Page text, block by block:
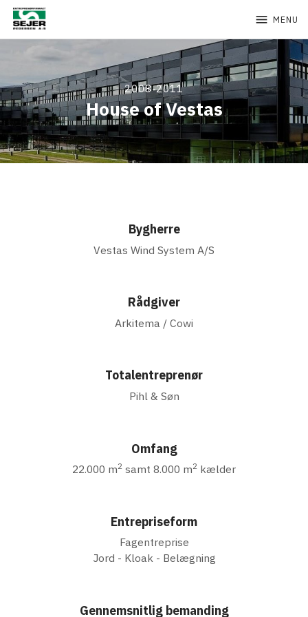
menu MENU
2008-2011
House of Vestas
Bygherre
Vestas Wind System A/S
Rådgiver
Arkitema / Cowi
Totalentreprenør
Pihl & Søn
Omfang
22.000 m2 samt 8.000 m2 kælder
Entrepriseform
Fagentreprise
Jord - Kloak - Belægning
Gennemsnitlig bemanding